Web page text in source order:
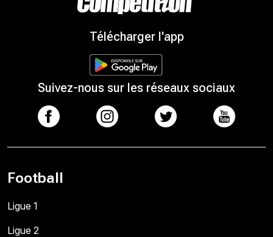
Télécharger l'app
Suivez-nous sur les réseaux sociaux
Football
Ligue 1
Ligue 2